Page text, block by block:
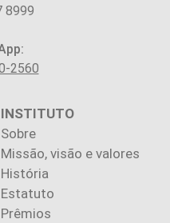
8999
2560
INSTITUTO
Sobre
Missão, visão e valores
História
Estatuto
Prêmios